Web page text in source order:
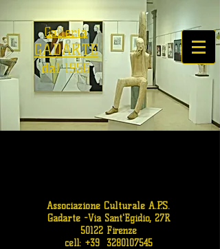
Galleria
GADARTE
dal 1956
Associazione Culturale A.P.S.
Gadarte-Via Sant'Egidio, 27R
50122 Firenze
cell: +39 3280107545